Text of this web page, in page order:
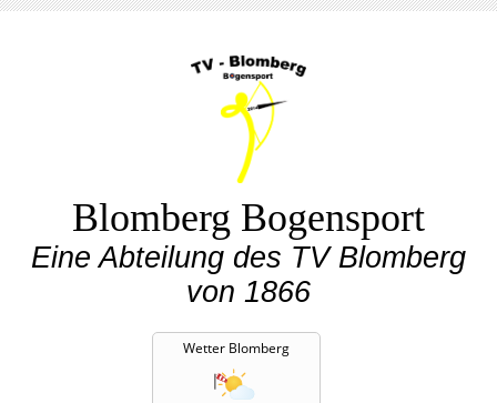
Blomberg Bogensport
Eine Abteilung des TV Blomberg
von 1866